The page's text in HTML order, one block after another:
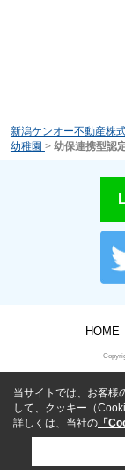
新潟ケンオー不動産株
幼稚園 > 幼保連携型認
HOME
当サイトでは、お客様
して、クッキー（
詳しくは、当社の 「